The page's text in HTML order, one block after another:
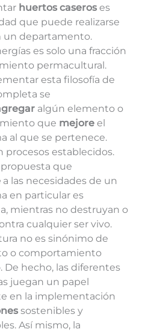
huertos caseros es
que puede realizarse
un departamento.
es solo una fracción
permacultural.
esta filosofía de
se
algún elemento o
que mejore el
al que se pertenece.
procesos establecidos.
que
a las necesidades de un
en particular es
mientras no destruyan o
cualquier ser vivo.
no es sinónimo de
o comportamiento
De hecho, las diferentes
juegan un papel
en la implementación
sostenibles y
Así mismo, la